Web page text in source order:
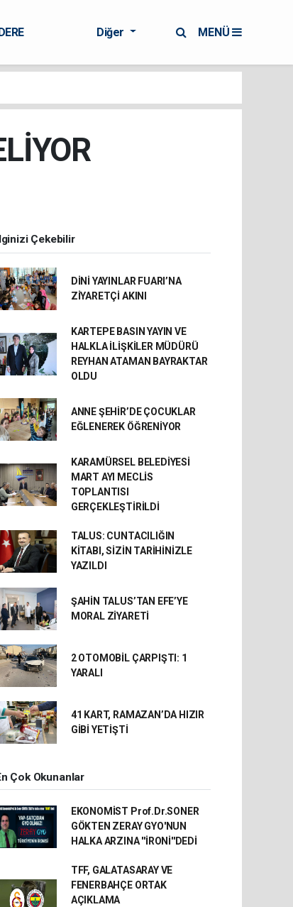
Diğer MENÜ
Çekebilir
DİNİ YAYINLAR FUARI’NA
ZİYARETÇİ AKINI
KARTEPE BASIN YAYIN VE
HALKLA İLİŞKİLER MÜDÜRÜ
REYHAN ATAMAN BAYRAKTAR
OLDU
ANNE ŞEHİR’DE ÇOCUKLAR
EĞLENEREK ÖĞRENİYOR
KARAMÜRSEL BELEDİYESİ
MART AYI MECLİS
TOPLANTISI
GERÇEKLEŞTİRİLDİ
TALUS: CUNTACILIĞIN
KİTABI, SİZİN TARİHİNİZLE
YAZILDI
ŞAHİN TALUS’TAN EFE’YE
MORAL ZİYARETİ
2 OTOMOBİL ÇARPIŞTI: 1
YARALI
41 KART, RAMAZAN’DA HIZIR
GİBİ YETİŞTİ
Çok Okunanlar
EKONOMİST Prof.Dr.SONER
GÖKTEN ZERAY GYO'NUN
HALKA ARZINA ''İRONİ''DEDİ
TFF, GALATASARAY VE
FENERBAHÇE ORTAK
AÇIKLAMA